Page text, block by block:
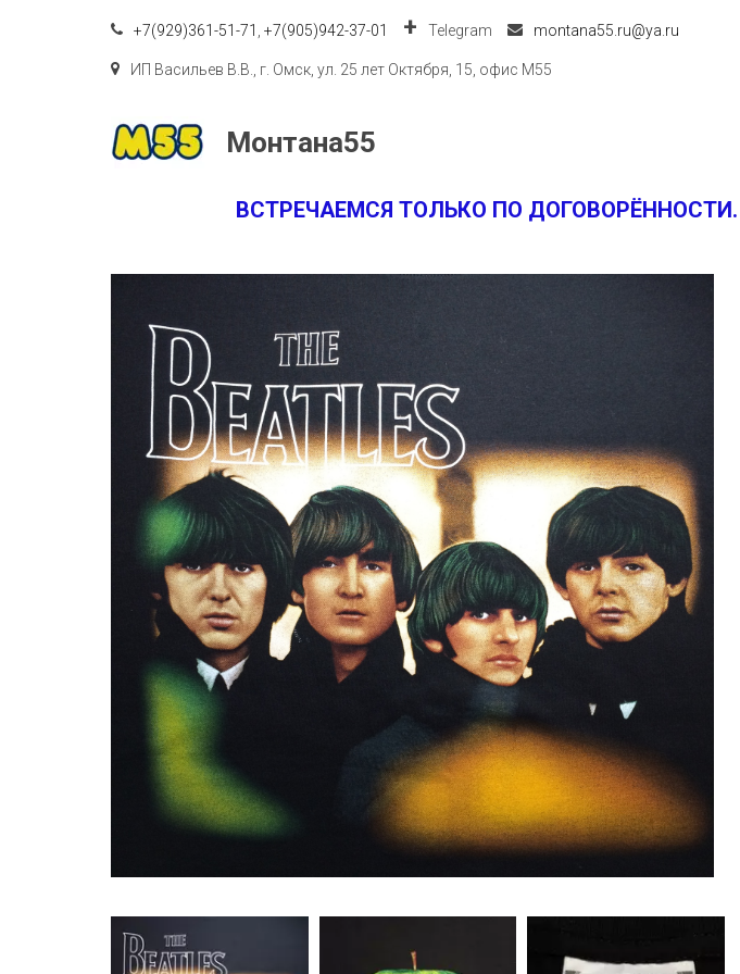
+7(929)361-51-71 +7(905)942-37-01 Telegram montana55.ru@ya.ru
ИП Васильев В.В. г. Омск ул. 25 лет Октября, 15 офис M55
Монтана55
ВСТРЕЧАЕМСЯ ТОЛЬКО ПО